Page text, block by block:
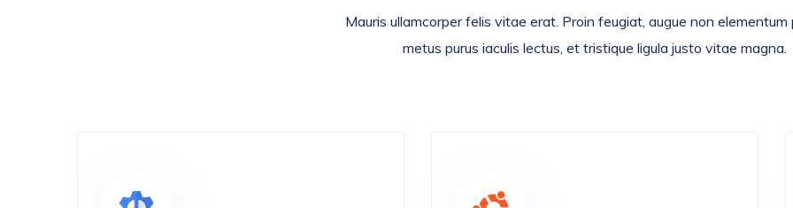
Mauris ullamcorper felis vitae erat. Proin feugiat, augue non elementum
metus purus iaculis lectus, et tristique ligula justo vitae magna.